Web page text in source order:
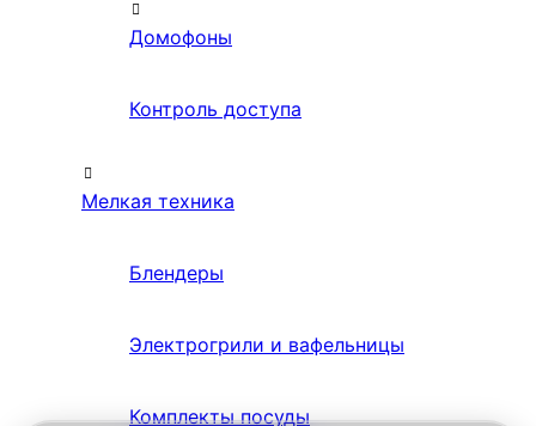
Домофоны
Контроль доступа
Мелкая техника
Блендеры
Электрогрили и вафельницы
Комплекты посуды